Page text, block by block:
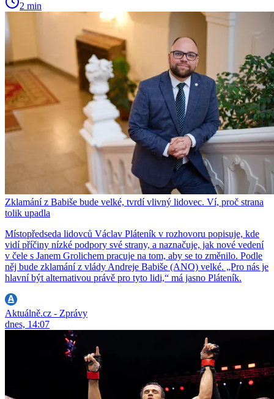
2 min
Zklamání z Babiše bude velké, tvrdí vlivný lidovec. Ví, proč strana
tolik upadla
Místopředseda lidovců Václav Pláteník v rozhovoru popisuje, kde
vidí příčiny nízké podpory své strany, a naznačuje, jak nové vedení
v čele s Janem Grolichem pracuje na tom, aby se to změnilo. Podle
něj bude zklamání z vlády Andreje Babiše (ANO) velké. „Pro nás je
hlavní být alternativou právě pro tyto lidi,“ má jasno Pláteník.
Aktuálně.cz - Zprávy
dnes, 14:07